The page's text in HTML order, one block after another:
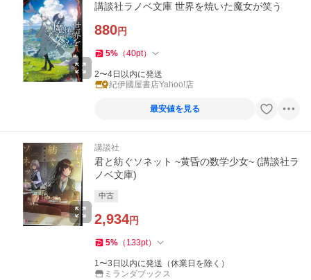
講談社ラノベ文庫 世界を焼いた魔女が笑う
880円
5% （40pt）
2〜4日以内に発送
紀伊國屋書店Yahoo!店
最安値を見る
講談社
君と紡ぐソネット ~黄昏の数学少女~ (講談社ラ
ノベ文庫)
中古
2,934円
5% （ 133pt）
1〜3日以内に発送（休業日を除く）
ミランダブックス